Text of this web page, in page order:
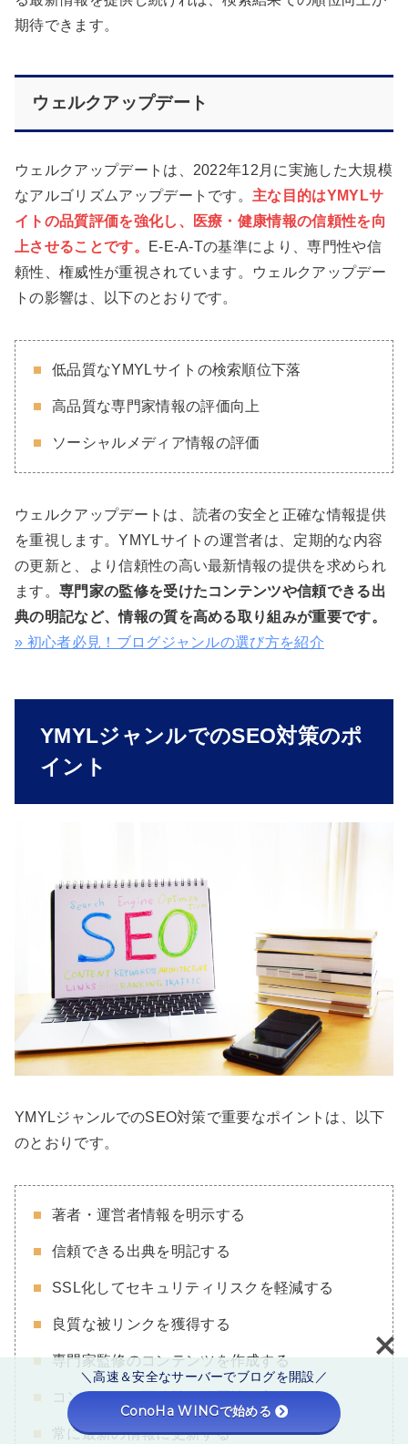
期待できます。
ウェルクアップデート
ウェルクアップデートは、2022年12月に実施した大規模
なアルゴリズムアップデートです。 主な目的はYMYLサ
イトの品質評価を強化し、医療・健康情報の信頼性を向
上させることです。
E-E-A-Tの基準により、専門性や信
頼性、権威性が重視されています。ウェルクアップデー
トの影響は、以下のとおりです。
低品質なYMYLサイトの検索順位下落
高品質な専門家情報の評価向上
ソーシャルメディア情報の評価
ウェルクアップデートは、読者の安全と正確な情報提供
を重視します。YMYLサイトの運営者は、定期的な内容
の更新と、より信頼性の高い最新情報の提供を求められ
ます。 専門家の監修を受けたコンテンツや信頼できる出
典の明記など、情報の質を高める取り組みが重要です。
» 初心者必見！ブログジャンルの選び方を紹介
YMYLジャンルでのSEO対策のポ
イント
YMYLジャンルでのSEO対策で重要なポイントは、以下
のとおりです。
著者・運営者情報を明示する
信頼できる出典を明記する
SSL化してセキュリティリスクを軽減する
良質な被リンクを獲得する
専門家監修のコンテンツを作成する
コンテンツの正確性と網羅性を高める
常に最新の情報に更新する
＼高速＆安全なサーバーでブログを開設／
ConoHa WINGで始める